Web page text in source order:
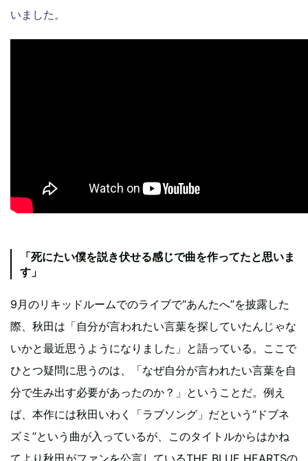
いました。
「死にたい僕を説き伏せる感じで曲を作ってたと思いま
す」
9月のリキッドルームでのライブで“あんたへ”を披露した
際、秋田は「自分が言われたい言葉を探していたんじゃな
いかと最近思うようになりました」と語っている。ここで
ひとつ疑問に思うのは、「なぜ自分が言われたい言葉を自
分で生み出す必要があったのか？」ということだ。例え
ば、本作には秋田いわく「ラブソング」だという“ドブネ
ズミ”という曲が入っているが、このタイトルからはかね
てより秋田がファンを公言しているTHE BLUE HEARTSの